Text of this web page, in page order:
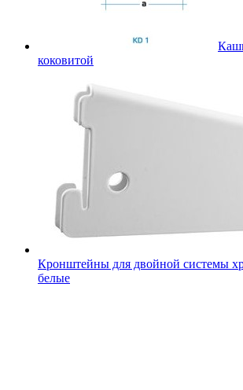
коковитой
Кронштейны для двойной системы
белые